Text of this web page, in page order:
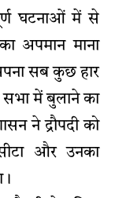
घटनाओं में से
अपमान माना
सब कुछ हार
सभा में बुलाने का
ने द्रौपदी को
और उनका